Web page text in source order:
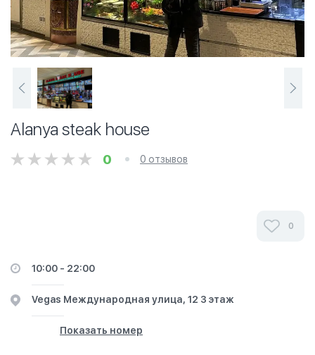
Alanya steak house
0 0 отзывов
0
10:00 - 22:00
​Vegas​ Международная улица, 12​ 3 этаж
Показать номер